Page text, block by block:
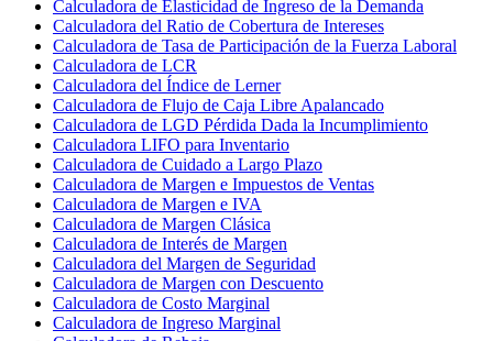
Calculadora de Elasticidad de Ingreso de la Demanda
Calculadora del Ratio de Cobertura de Intereses
Calculadora de Tasa de Participación de la Fuerza Laboral
Calculadora de LCR
Calculadora del Índice de Lerner
Calculadora de Flujo de Caja Libre Apalancado
Calculadora de LGD Pérdida Dada la Incumplimiento
Calculadora LIFO para Inventario
Calculadora de Cuidado a Largo Plazo
Calculadora de Margen e Impuestos de Ventas
Calculadora de Margen e IVA
Calculadora de Margen Clásica
Calculadora de Interés de Margen
Calculadora del Margen de Seguridad
Calculadora de Margen con Descuento
Calculadora de Costo Marginal
Calculadora de Ingreso Marginal